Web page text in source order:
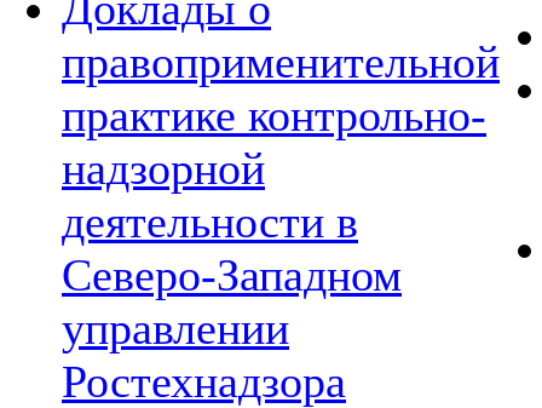
правоприменительной
практике контрольно-
надзорной
деятельности в
Северо-Западном
управлении
Ростехнадзора